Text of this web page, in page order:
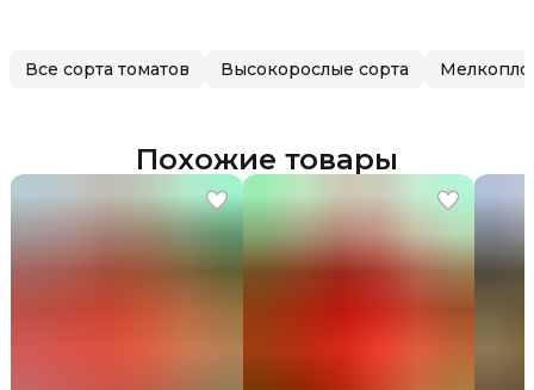
Все сорта томатов Высокорослые сорта
Похожие товары